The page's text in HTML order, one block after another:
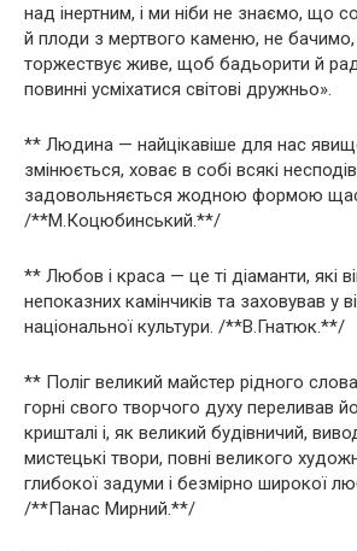
над інертним, і ми ніби не знаємо, що
й плоди з мертвого каменю, не
торжествує живе, щоб бадьорити й
повинні усміхатися світові дружньо».
** Людина — найцікавіше для нас
змінюється, ховає в собі всякі
задовольняється жодною формою
/**М.Коцюбинський.**/
** Любов і краса — це ті діаманти, які
непоказних камінчиків та заховував у
національної культури. /**В.Гнатюк.**/
** Поліг великий майстер рідного
горні свого творчого духу переливав
кришталі і, як великий будівничий,
мистецькі твори, повні великого
глибокої задуми і безмірно широкої
/**Панас Мирний.**/